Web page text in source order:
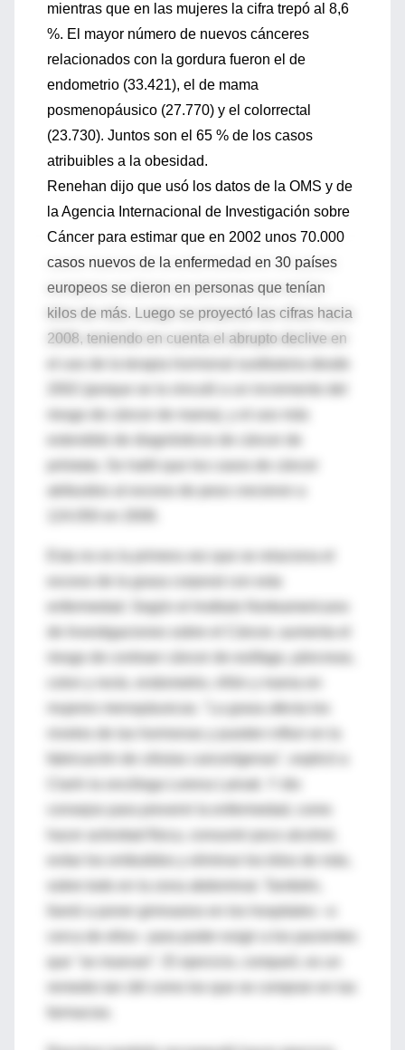
mientras que en las mujeres la cifra trepó al 8,6
%. El mayor número de nuevos cánceres
relacionados con la gordura fueron el de
endometrio (33.421), el de mama
posmenopáusico (27.770) y el colorrectal
(23.730). Juntos son el 65 % de los casos
atribuibles a la obesidad.
Renehan dijo que usó los datos de la OMS y de
la Agencia Internacional de Investigación sobre
Cáncer para estimar que en 2002 unos 70.000
casos nuevos de la enfermedad en 30 países
europeos se dieron en personas que tenían
kilos de más. Luego se proyectó las cifras hacia
2008, teniendo en cuenta el abrupto declive en
el uso de la terapia hormonal sustitutoria desde
2002 (porque se la vinculó a un incremento del
riesgo de cáncer de mama), y el uso más
extendido de diagnósticos de cáncer de
enfermedad. Según el Instituto Norteamericano
de Investigaciones sobre el Cáncer, aumenta el
riesgo de contraer cáncer de esófago, páncreas,
fabricación de células cancerígenas", explicó a
Clarín la oncóloga Lorena Lainati. Y dio
cerca de ellos– para poder exigir a los pacientes